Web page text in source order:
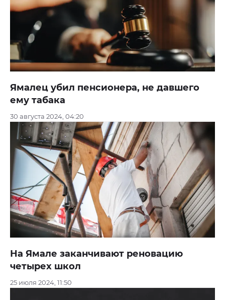
Ямалец убил пенсионера, не давшего
ему табака
30 августа 2024, 04:20
На Ямале заканчивают реновацию
четырех школ
25 июля 2024, 11:50